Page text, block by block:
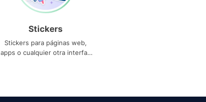
Stickers
Stickers para páginas web,
apps o cualquier otra interfaz